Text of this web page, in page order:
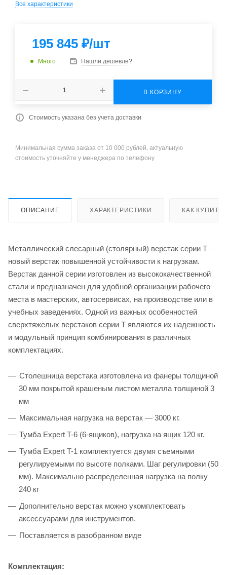
Все характеристики
195 845 ₽/шт
Много Нашли дешевле?
В КОРЗИНУ
Стоимость указана без учета доставки
Минимальная сумма заказа от 10 000 рублей, актуальную
стоимость уточняйте у менеджера по телефону
ОПИСАНИЕ ХАРАКТЕРИСТИКИ КАК КУПИТЬ
Металлический слесарный (столярный) верстак серии T –
новый верстак повышенной устойчивости к нагрузкам.
Верстак данной серии изготовлен из высококачественной
стали и предназначен для удобной организации рабочего
места в мастерских, автосервисах, на производстве или в
учебных заведениях. Одной из важных особенностей
сверхтяжелых верстаков серии T являются их надежность
и модульный принцип комбинирования в различных
комплектациях.
Столешница верстака изготовлена из фанеры толщиной
30 мм покрытой крашеным листом металла толщиной 3
мм
Максимальная нагрузка на верстак — 3000 кг.
Тумба Expert T-6 (6-ящиков), нагрузка на ящик 120 кг.
Тумба Expert T-1 комплектуется двумя съемными
регулируемыми по высоте полками. Шаг регулировки (50
мм). Максимально распределенная нагрузка на полку
240 кг
Дополнительно верстак можно укомплектовать
аксессуарами для инструментов.
Поставляется в разобранном виде
Комплектация: